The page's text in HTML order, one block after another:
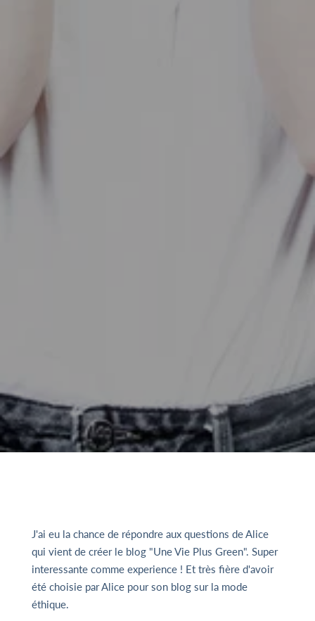
J'ai eu la chance de répondre aux questions de Alice
qui vient de créer le blog "Une Vie Plus Green". Super
interessante comme experience ! Et très fière d'avoir
été choisie par Alice pour son blog sur la mode
éthique.